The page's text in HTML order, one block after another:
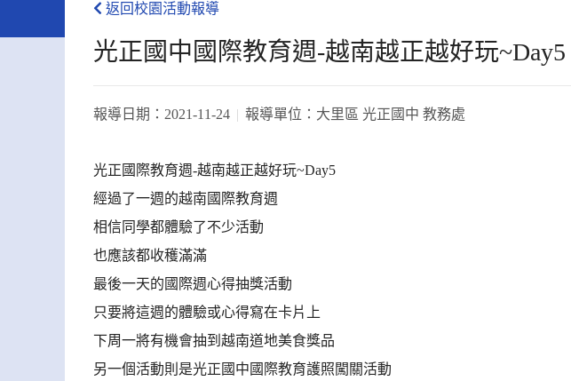
返回校園活動報導
光正國中國際教育週-越南越正越好玩~Day5
報導日期： 2021-11-24 報導單位： 大里區 光正國中 教務處
光正國際教育週-越南越正越好玩~Day5
經過了一週的越南國際教育週
相信同學都體驗了不少活動
也應該都收穫滿滿
最後一天的國際週心得抽獎活動
只要將這週的體驗或心得寫在卡片上
下周一將有機會抽到越南道地美食獎品
另一個活動則是光正國中國際教育護照闖關活動